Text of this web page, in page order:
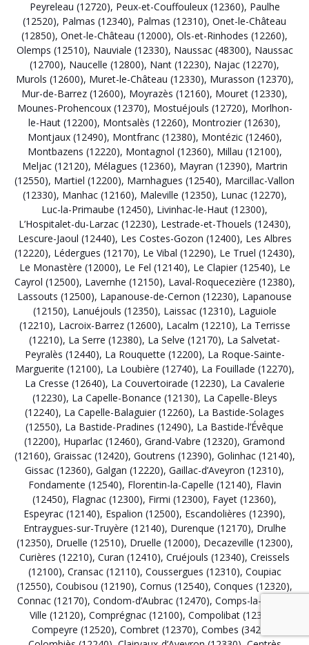
Peyreleau (12720), Peux-et-Couffouleux (12360), Paulhe
(12520), Palmas (12340), Palmas (12310), Onet-le-Château
(12850), Onet-le-Château (12000), Ols-et-Rinhodes (12260),
Olemps (12510), Nauviale (12330), Naussac (48300), Naussac
(12700), Naucelle (12800), Nant (12230), Najac (12270),
Murols (12600), Muret-le-Château (12330), Murasson (12370),
Mur-de-Barrez (12600), Moyrazès (12160), Mouret (12330),
Mounes-Prohencoux (12370), Mostuéjouls (12720), Morlhon-
le-Haut (12200), Montsalès (12260), Montrozier (12630),
Montjaux (12490), Montfranc (12380), Montézic (12460),
Montbazens (12220), Montagnol (12360), Millau (12100),
Meljac (12120), Mélagues (12360), Mayran (12390), Martrin
(12550), Martiel (12200), Marnhagues (12540), Marcillac-Vallon
(12330), Manhac (12160), Maleville (12350), Lunac (12270),
Luc-la-Primaube (12450), Livinhac-le-Haut (12300),
L’Hospitalet-du-Larzac (12230), Lestrade-et-Thouels (12430),
Lescure-Jaoul (12440), Les Costes-Gozon (12400), Les Albres
(12220), Lédergues (12170), Le Vibal (12290), Le Truel (12430),
Le Monastère (12000), Le Fel (12140), Le Clapier (12540), Le
Cayrol (12500), Lavernhe (12150), Laval-Roquecezière (12380),
Lassouts (12500), Lapanouse-de-Cernon (12230), Lapanouse
(12150), Lanuéjouls (12350), Laissac (12310), Laguiole
(12210), Lacroix-Barrez (12600), Lacalm (12210), La Terrisse
(12210), La Serre (12380), La Selve (12170), La Salvetat-
Peyralès (12440), La Rouquette (12200), La Roque-Sainte-
Marguerite (12100), La Loubière (12740), La Fouillade (12270),
La Cresse (12640), La Couvertoirade (12230), La Cavalerie
(12230), La Capelle-Bonance (12130), La Capelle-Bleys
(12240), La Capelle-Balaguier (12260), La Bastide-Solages
(12550), La Bastide-Pradines (12490), La Bastide-l’Évêque
(12200), Huparlac (12460), Grand-Vabre (12320), Gramond
(12160), Graissac (12420), Goutrens (12390), Golinhac (12140),
Gissac (12360), Galgan (12220), Gaillac-d’Aveyron (12310),
Fondamente (12540), Florentin-la-Capelle (12140), Flavin
(12450), Flagnac (12300), Firmi (12300), Fayet (12360),
Espeyrac (12140), Espalion (12500), Escandolières (12390),
Entraygues-sur-Truyère (12140), Durenque (12170), Drulhe
(12350), Druelle (12510), Druelle (12000), Decazeville (12300),
Curières (12210), Curan (12410), Cruéjouls (12340), Creissels
(12100), Cransac (12110), Coussergues (12310), Coupiac
(12550), Coubisou (12190), Cornus (12540), Conques (12320),
Connac (12170), Condom-d’Aubrac (12470), Comps-la-Grand-
Ville (12120), Comprégnac (12100), Compolibat (12350)
Compeyre (12520), Combret (12370), Combes (34240)